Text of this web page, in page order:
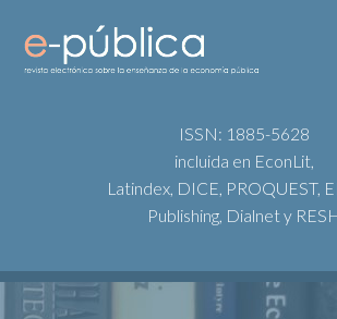
ISSN: 1885-5628
incluida en EconLit,
Latindex, DICE, PROQUEST,
Publishing, Dialnet y